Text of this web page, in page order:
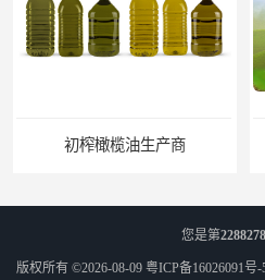
初榨橄榄油生产商
您是第2288278
版权所有 ©2026-08-09 粤ICP备16026091号-